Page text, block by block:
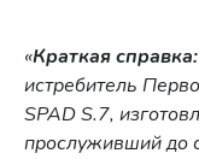
«Краткая
истребитель
SPAD S.7,
прослуживший до